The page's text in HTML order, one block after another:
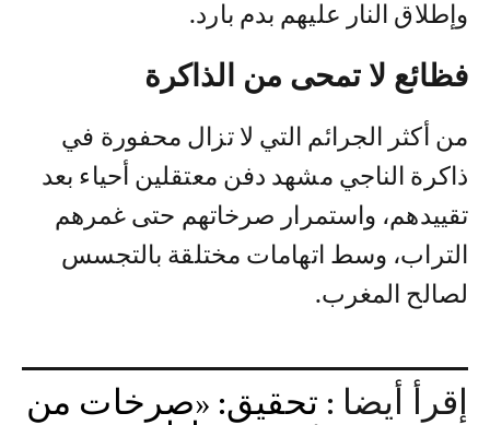
وإطلاق النار عليهم بدم بارد.
فظائع لا تمحى من الذاكرة
من أكثر الجرائم التي لا تزال محفورة في
ذاكرة الناجي مشهد دفن معتقلين أحياء بعد
تقييدهم، واستمرار صرخاتهم حتى غمرهم
التراب، وسط اتهامات مختلقة بالتجسس
لصالح المغرب.
إقرأ أيضا : تحقيق: «صرخات من